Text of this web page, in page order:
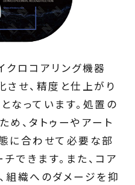
クロコアリング機器
させ、精度と仕上がり
なっています。処置の
め、タトゥーやアート
に合わせて必要な部
できます。また、コア
組織へのダメージを抑